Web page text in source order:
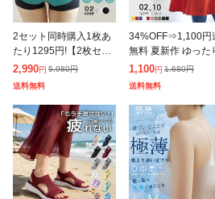
2セット同時購入1枚あ
たり1295円!【2枚セッ
ト】補正 パンツ ショー
ツ お腹 骨盤 引き締め
ヒップアップ ショーツ
夏新
2,990円 5,980円
送料無料
34%OFF⇒1,100円
無料 夏新作 ゆった
体型カバー チュニッ
ノースリーブ トップ
フレア ロング丈 カ
ソ
1,100円 1,680円
送料無料
除外ワード